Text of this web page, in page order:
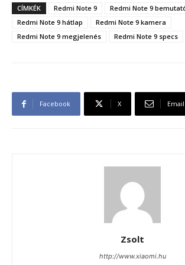
CÍMKÉK Redmi Note 9
Redmi Note 9
Redmi Note 9 hátlap
Redmi Note 9 kamera
Redmi Note 9 megjelenés
Redmi Note 9 specs
Facebook X Email
Zsolt
http://www.xiaomi.hu